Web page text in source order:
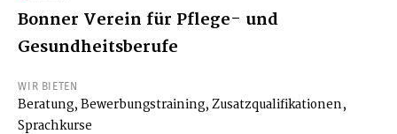
Bonner Verein für Pflege- und
Gesundheitsberufe
WIR BIETEN
Beratung, Bewerbungstraining, Zusatzqualifikationen,
Sprachkurse